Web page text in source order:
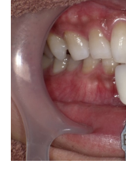
ホワイトエッセンス
歯周病治療